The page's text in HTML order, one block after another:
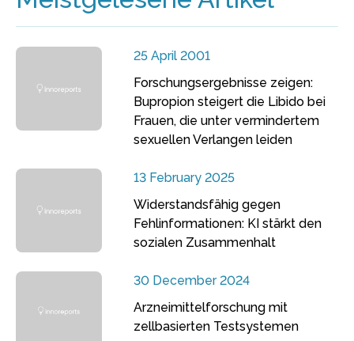
25 April 2001
Forschungsergebnisse zeigen:
Bupropion steigert die Libido bei
Frauen, die unter vermindertem
sexuellen Verlangen leiden
13 February 2025
Widerstandsfähig gegen
Fehlinformationen: KI stärkt den
sozialen Zusammenhalt
30 December 2024
Arzneimittelforschung mit
zellbasierten Testsystemen